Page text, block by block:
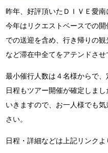
昨年、好評頂いたＤＩＶＥ愛南
今年はリクエストベースでの
での送迎を含め、行き帰りの
など滞在中全てをアテンドさせ
最小催行人数は４名様からで、
日程もツアー開催が確定しま
いきますので、お一人様でも
さい。
日程・詳細などは上記リンクよ